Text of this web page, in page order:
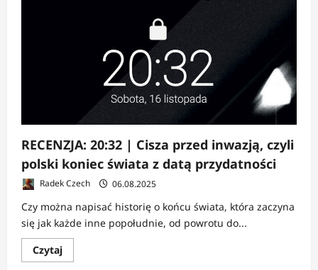
RECENZJA: 20:32 | Cisza przed inwazją, czyli
polski koniec świata z datą przydatności
Radek Czech 06.08.2025
Czy można napisać historię o końcu świata, która zaczyna
się jak każde inne popołudnie, od powrotu do...
CzytajDowiedz
się